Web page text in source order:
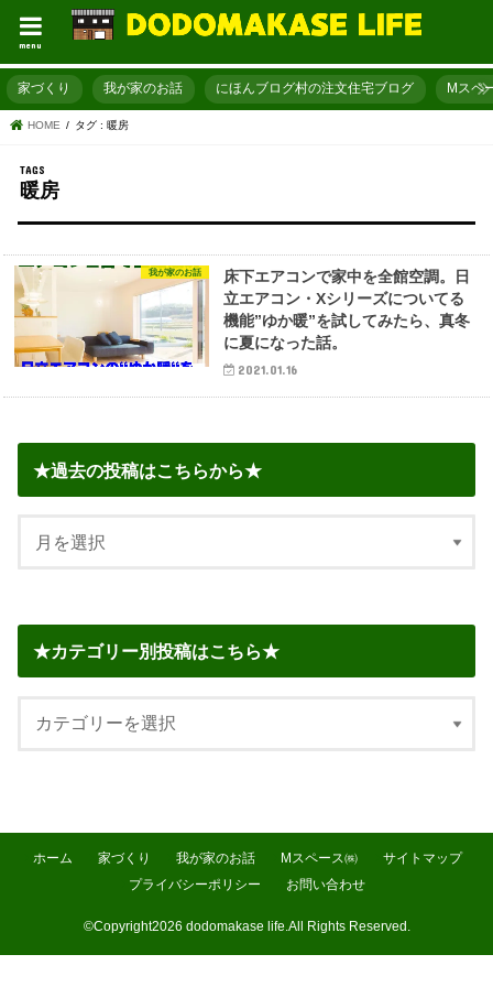
menu
家づくり 我が家のお話 にほんブログ村の注文住宅ブログ Mスペ
HOME タグ : 暖房
暖房
我が家のお話
床下エアコンで家中を全館空調。日
立エアコン・Xシリーズについてる
機能”ゆか暖”を試してみたら、真冬
に夏になった話。
2021.01.16
★過去の投稿はこちらから★
★カテゴリー別投稿はこちら★
ホーム 家づくり 我が家のお話 Mスペース㈱
サイトマップ
プライバシーポリシー
お問い合わせ
©Copyright2026 dodomakase life .All Rights Reserved.